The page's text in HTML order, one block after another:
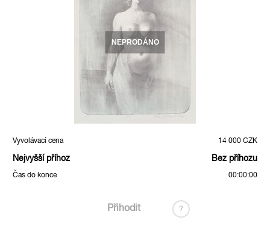
NEPRODÁNO
Vyvolávací cena 14 000 CZK
Nejvyšší příhoz Bez příhozu
Čas do konce 00:00:00
Přihodit ?